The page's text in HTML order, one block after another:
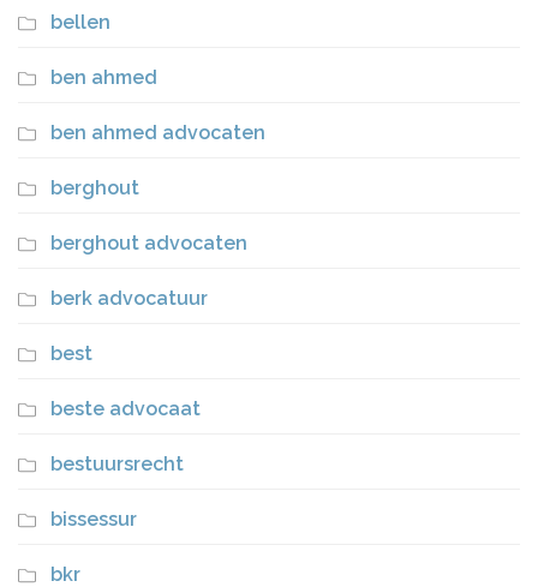
bellen
ben ahmed
ben ahmed advocaten
berghout
berghout advocaten
berk advocatuur
best
beste advocaat
bestuursrecht
bissessur
bkr